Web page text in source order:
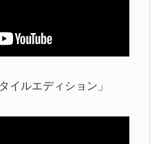
イルエディション」